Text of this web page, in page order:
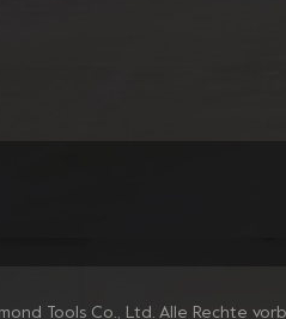
Tools Co., Ltd. Alle Rechte